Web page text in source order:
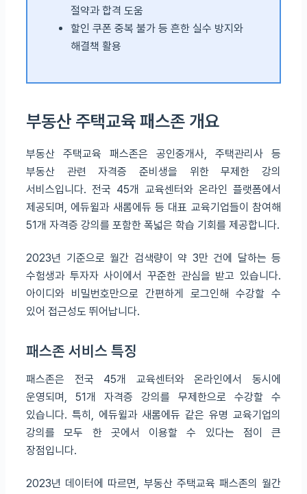
절약과 합격 도움
할인 쿠폰 중복 불가 등 흔한 실수 방지와
해결책 활용
부동산 주택교육 패스존 개요
부동산 주택교육 패스존은 공인중개사, 주택관리사 등
부동산 관련 자격증 준비생을 위한 무제한 강의
서비스입니다. 전국 45개 교육센터와 온라인 플랫폼에서
제공되며, 에듀윌과 새롬에듀 등 대표 교육기업들이 참여해
51개 자격증 강의를 포함한 폭넓은 학습 기회를 제공합니다.
2023년 기준으로 월간 검색량이 약 3만 건에 달하는 등
수험생과 투자자 사이에서 꾸준한 관심을 받고 있습니다.
아이디와 비밀번호만으로 간편하게 로그인해 수강할 수
있어 접근성도 뛰어납니다.
패스존 서비스 특징
패스존은 전국 45개 교육센터와 온라인에서 동시에
운영되며, 51개 자격증 강의를 무제한으로 수강할 수
있습니다. 특히, 에듀윌과 새롬에듀 같은 유명 교육기업의
강의를 모두 한 곳에서 이용할 수 있다는 점이 큰
장점입니다.
2023년 데이터에 따르면, 부동산 주택교육 패스존의 월간